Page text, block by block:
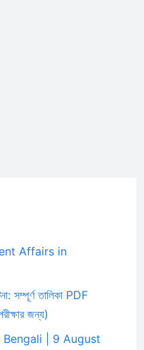
Affairs in
সম্পূর্ণ তালিকা PDF
জন্য)
| 9 August